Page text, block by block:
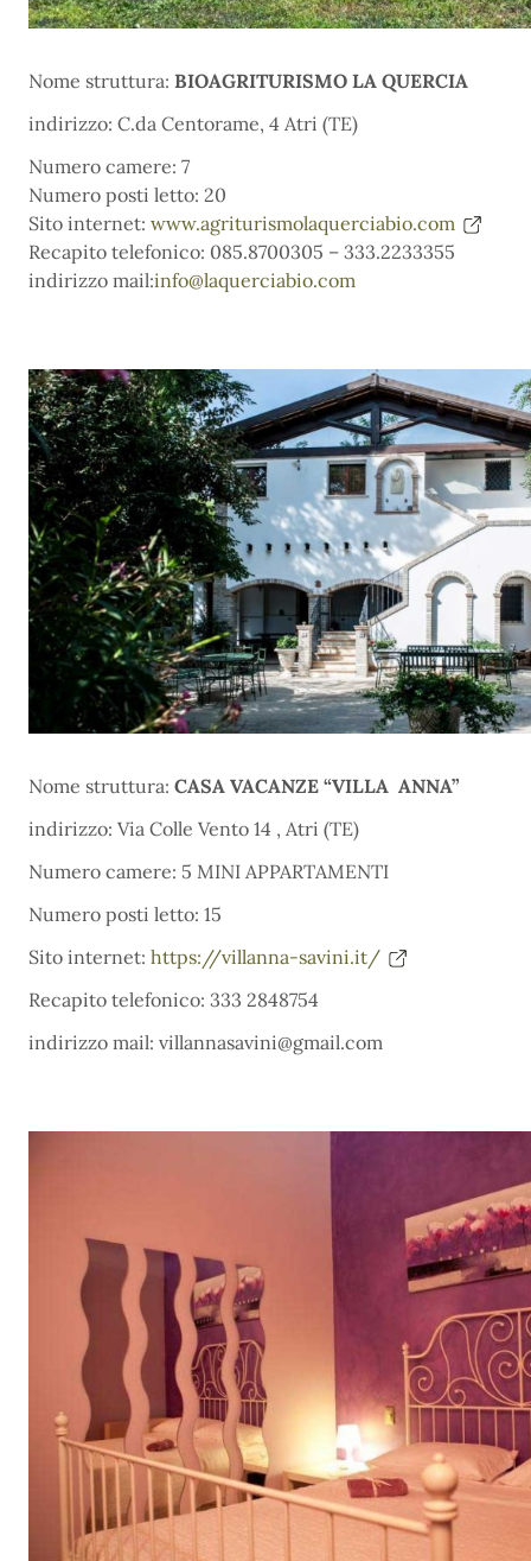
Nome struttura: BIOAGRITURISMO LA QUERCIA
indirizzo: C.da Centorame, 4 Atri (TE)
Numero camere: 7
Numero posti letto: 20
Sito internet: www.agriturismolaquerciabio.com
Recapito telefonico: 085.8700305 – 333.2233355
indirizzo mail:info@laquerciabio.com
Nome struttura: CASA VACANZE “VILLA ANNA”
indirizzo: Via Colle Vento 14 , Atri (TE)
Numero camere: 5 MINI APPARTAMENTI
Numero posti letto: 15
Sito internet: https://villanna-savini.it/
Recapito telefonico: 333 2848754
indirizzo mail: villannasavini@gmail.com